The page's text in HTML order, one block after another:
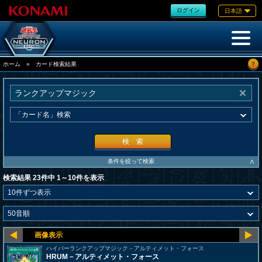
ログイン 日本語
ホーム » カード検索結果 ?
検 索
条件を絞って検索
∧
検索結果 23件中 1～10件を表示
ハイパーランクアップマジック－アルティメット・フォース
HRUM－アルティメット・フォース